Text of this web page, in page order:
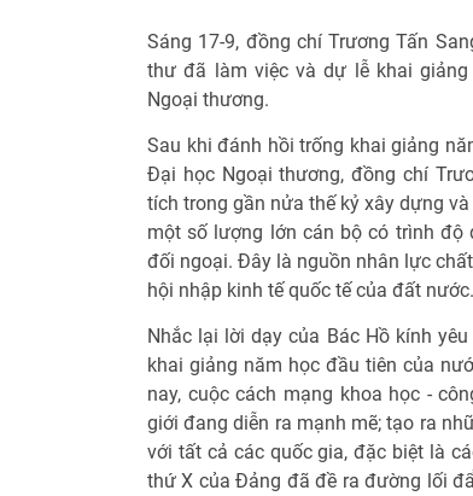
Sáng 17-9, đồng chí Trương Tấn
thư đã làm việc và dự lễ khai
Ngoại thương.
Sau khi đánh hồi trống khai giảng
Đại học Ngoại thương, đồng chí
tích trong gần nửa thế kỷ xây dựng
một số lượng lớn cán bộ có trình độ
đối ngoại. Đây là nguồn nhân lực
hội nhập kinh tế quốc tế của đất nước.
Nhắc lại lời dạy của Bác Hồ kính
khai giảng năm học đầu tiên của
nay, cuộc cách mạng khoa học -
giới đang diễn ra mạnh mẽ; tạo ra
với tất cả các quốc gia, đặc biệt là
thứ X của Đảng đã đề ra đường lối